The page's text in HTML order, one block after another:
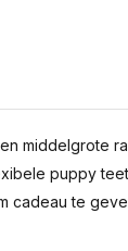
middelgrote
puppy
cadeau te